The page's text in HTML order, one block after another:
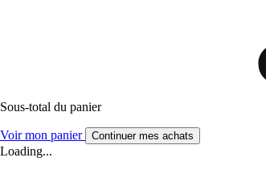
Sous-total du panier
Voir mon panier Continuer mes achats
Loading...